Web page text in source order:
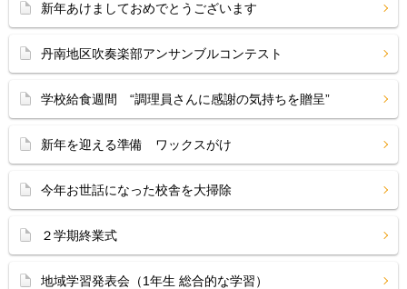
新年あけましておめでとうございます
丹南地区吹奏楽部アンサンブルコンテスト
学校給食週間 “調理員さんに感謝の気持ちを贈呈”
新年を迎える準備 ワックスがけ
今年お世話になった校舎を大掃除
２学期終業式
地域学習発表会（1年生 総合的な学習）